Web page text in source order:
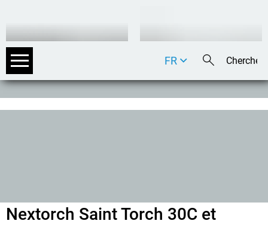
DE
FR
IT
Nextorch Saint Torch 30C et